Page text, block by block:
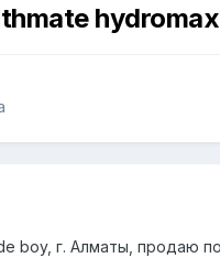
boy, г. Алматы, продаю